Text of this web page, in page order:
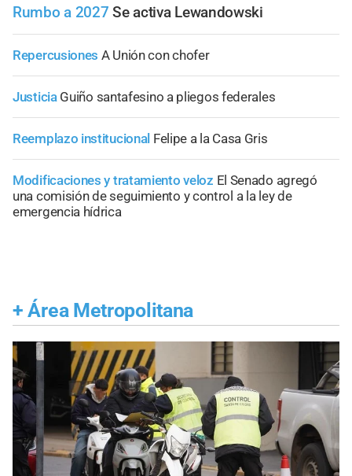
Rumbo a 2027 Se activa Lewandowski
Repercusiones A Unión con chofer
Justicia Guiño santafesino a pliegos federales
Reemplazo institucional Felipe a la Casa Gris
Modificaciones y tratamiento veloz El Senado agregó
una comisión de seguimiento y control a la ley de
emergencia hídrica
+ Área Metropolitana